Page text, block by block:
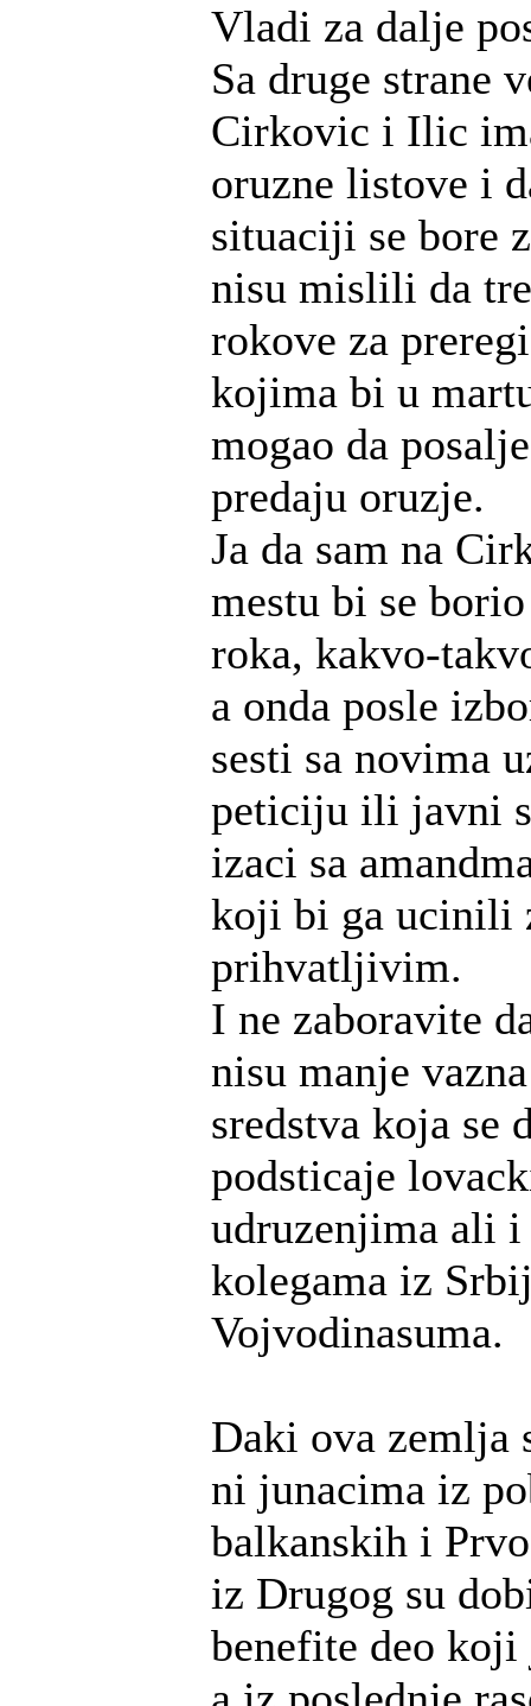
Vladi za dalje
Sa druge strane
Cirkovic i Ilic
oruzne listove i
situaciji se bore
nisu mislili da
rokove za
kojima bi u
mogao da
predaju oruzje.
Ja da sam na
mestu bi se
roka, kakvo-
a onda posle
sesti sa novima
peticiju ili javni
izaci sa
koji bi ga ucinili
prihvatljivim.
I ne zaboravite
nisu manje
sredstva koja se
podsticaje
udruzenjima ali i
kolegama iz
Vojvodinasuma.
Daki ova zemlja
ni junacima iz
balkanskih i
iz Drugog su
benefite deo